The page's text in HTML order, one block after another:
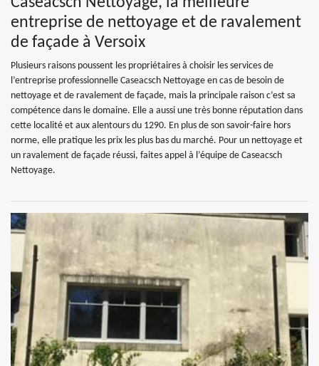
entreprise de nettoyage et de ravalement
de façade à Versoix
Plusieurs raisons poussent les propriétaires à choisir les services de
l’entreprise professionnelle Caseacsch Nettoyage en cas de besoin de
nettoyage et de ravalement de façade, mais la principale raison c’est sa
compétence dans le domaine. Elle a aussi une très bonne réputation dans
cette localité et aux alentours du 1290. En plus de son savoir-faire hors
norme, elle pratique les prix les plus bas du marché. Pour un nettoyage et
un ravalement de façade réussi, faites appel à l’équipe de Caseacsch
Nettoyage.